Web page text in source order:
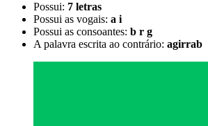
Possui: 7 letras
Possui as vogais: a i
Possui as consoantes: b r g
A palavra escrita ao contrário: agirrab